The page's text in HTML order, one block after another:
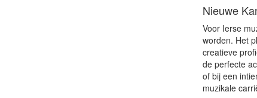
Nieuwe
Voor Ierse
worden. Het
creatieve
de perfecte
of bij een
muzikale